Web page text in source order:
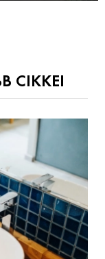
CIKKEI